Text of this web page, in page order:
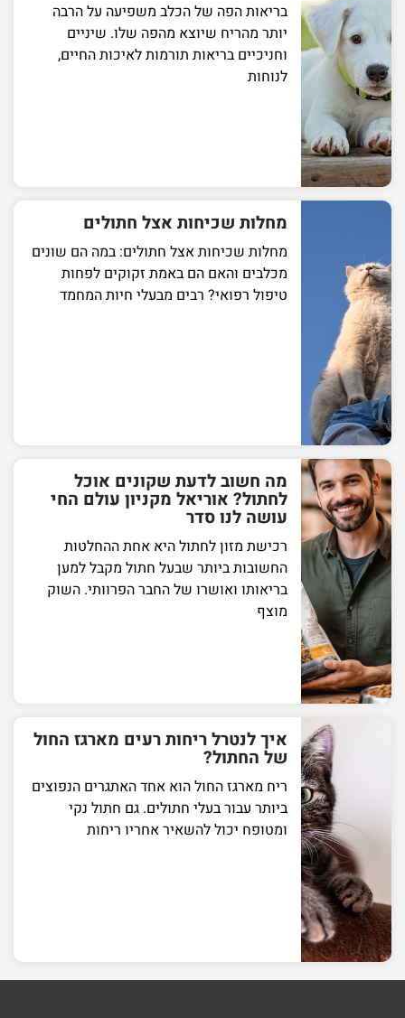
בריאות הפה של הכלב משפיעה על הרבה
יותר מהריח שיוצא מהפה שלו. שיניים
וחניכיים בריאות תורמות לאיכות החיים,
לנוחות
מחלות שכיחות אצל חתולים
מחלות שכיחות אצל חתולים: במה הם שונים
מכלבים והאם הם באמת זקוקים לפחות
טיפול רפואי? רבים מבעלי חיות המחמד
מה חשוב לדעת שקונים אוכל
לחתול? אוריאל מקניון עולם החי
עושה לנו סדר
רכישת מזון לחתול היא אחת ההחלטות
החשובות ביותר שבעל חתול מקבל למען
בריאותו ואושרו של החבר הפרוותי. השוק
מוצף
איך לנטרל ריחות רעים מארגז החול
של החתול?
ריח מארגז החול הוא אחד האתגרים הנפוצים
ביותר עבור בעלי חתולים. גם חתול נקי
ומטופח יכול להשאיר אחריו ריחות